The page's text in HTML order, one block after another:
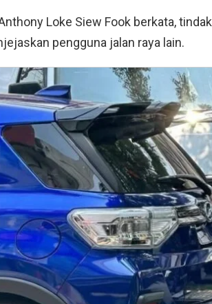
Loke Siew Fook berkata,
pengguna jalan raya lain.